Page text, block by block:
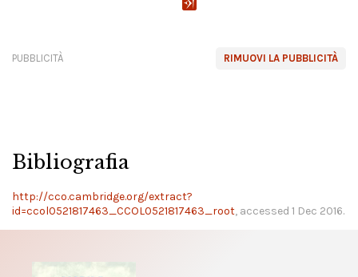
RIMUOVI LA PUBBLICITÀ
PUBBLICITÀ
Bibliografia
http://cco.cambridge.org/extract?
id=ccol0521817463_CCOL0521817463_root, accessed 1 Dec 2016.